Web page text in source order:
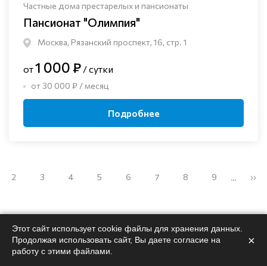
Частные дома престарелых и пансионаты
Пансионат "Олимпия"
Москва, Рязанский проспект, 16, стр. 1
от1 000 ₽ / сутки
от 30 000 ₽ / месяц
Подробнее
2 3 4 5 6 7 8 9 … ››
Поможемподобрать
Этот сайт использует cookie файлы для хранения данных.
Продолжая использовать сайт, Вы даете согласие на
работу с этими файлами.
×